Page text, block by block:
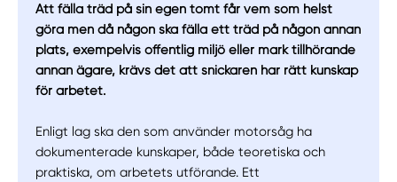
Manuellt Få hjälp
Att fälla träd på sin egen tomt får vem som helst
göra men då någon ska fälla ett träd på någon annan
plats, exempelvis offentlig miljö eller mark tillhörande
annan ägare, krävs det att snickaren har rätt kunskap
för arbetet.
Enligt lag ska den som använder motorsåg ha
dokumenterade kunskaper, både teoretiska och
praktiska, om arbetets utförande. Ett